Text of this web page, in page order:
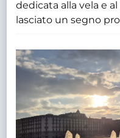
dedicata alla vela e
lasciato un segno